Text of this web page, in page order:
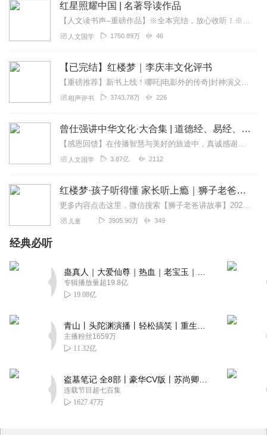
红星照耀中国 | 名著导读作品
【人文读书声--重磅作品】※全本完结，放心收听！※八年级（上）语文教科书名著导读指定作品，同名有声书！※著名翻译家董乐山先生权威中文译本！※人民文学出版...
人文国学 1750.89万 46
【已完结】红楼梦｜李庆丰文化评书
【重磅推荐】新书上线！哪吒|电影外的传奇|封神演义封神榜精华|李庆丰评书快来点击收听吧~【精品推荐】三国演义（李庆丰文化评书）水浒传（李庆丰文化评书）西游记...
相声评书 3743.78万 226
曾仕强讲中华文化·大合集 | 道德经、易经、三国演义中的国学
【感恩回馈】在传播智慧与美好的旅途中，真诚感谢每一位伙伴的温暖陪伴与鼎力支持！欢迎曾仕强学堂粉丝听友们入群交流，更多新鲜玩法和福利活动等你！添加微信：zengf...
人文国学 3.87亿 2112
红楼梦·孩子听得懂 家长听上瘾｜狮子老爸讲故事
更多内容点击这里，微信搜索【狮子老爸讲故事】2026暑假去哪玩？看什么？和狮爸一起重走水浒路～【大明皇帝朱元璋】最新专辑:一开局一个碗，小乞丐如何夺天下?【四大...
儿童 3905.90万 349
经典必听
专辑播放量超19.8亿
19.08亿
主播粉丝1659万
11.32亿
连载节目超七百集
1627.47万